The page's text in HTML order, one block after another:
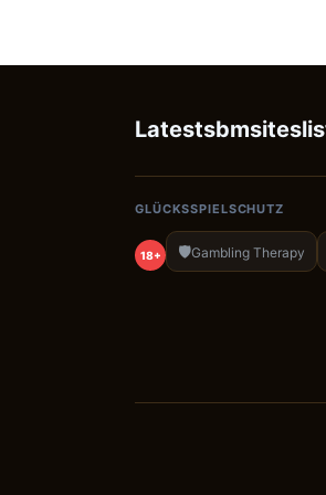
GLÜCKSSPIELSCHUTZ
18+ 🛡️Gambling Therapy